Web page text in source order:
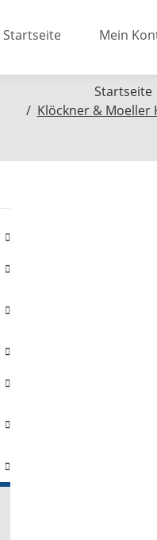
Startseite Mein
Startseite
Klöckner & Moeller